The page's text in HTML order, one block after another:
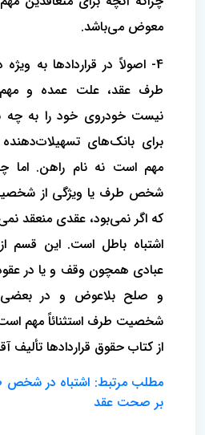
معوض می‌باشد.
4- اصولاً در قراردادها به
طرف عقد، علت عمده و
نیست خودروی خود را به
برای بانک‌های
مهم است نه نام راهن. اما
شخص طرف یا ویژگی از
که اگر نمی‌بود، عقدی منعقد
اشتباه باطل است. این قسم از
عبادی همچون وقف و یا در
و صلح بلاعوض و در
شخصیت طرف استثنائاً مهم
از کتاب حقوق قراردادها تألیف
مطلب مرتبط: اشتباه در شخص
بر صحت عقد